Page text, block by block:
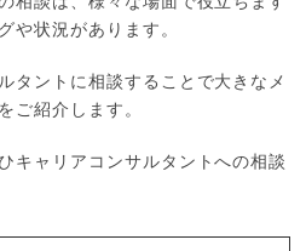
や状況があります。
タントに相談することで大きなメ
ご紹介します。
キャリアコンサルタントへの相談